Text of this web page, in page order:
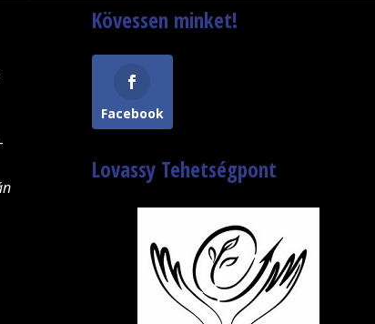
Kövessen minket!
Facebook
Lovassy Tehetségpont